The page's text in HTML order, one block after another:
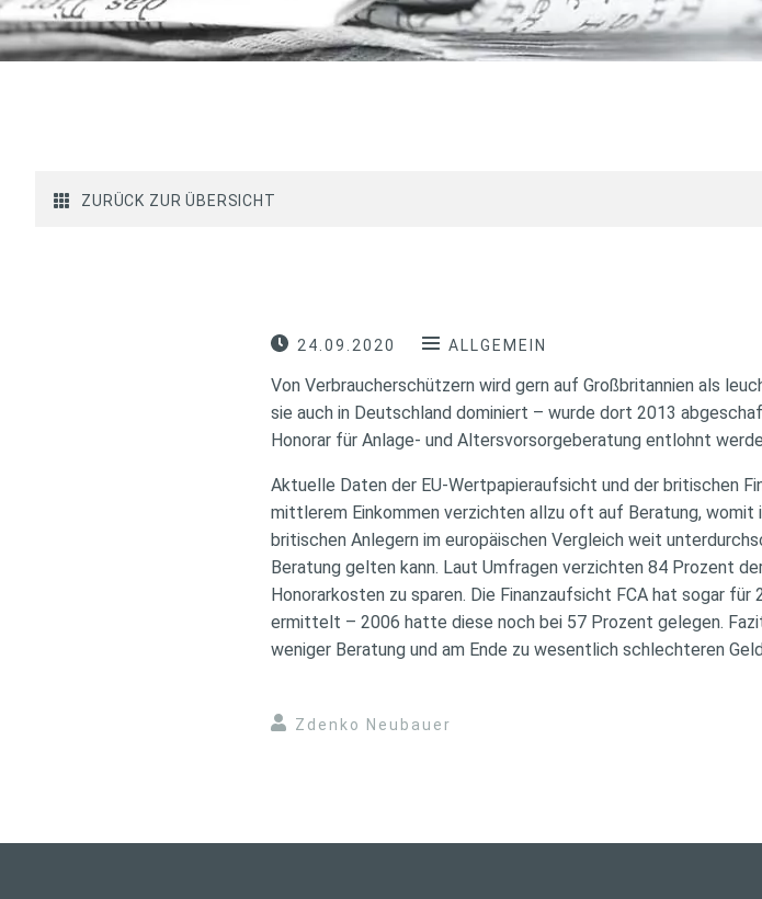
ZURÜCK ZUR ÜBERSICHT
24.09.2020 ALLGEMEIN
Von Verbraucherschützern wird gern auf Großbritannien als
sie auch in Deutschland dominiert – wurde dort 2013
Honorar für Anlage- und Altersvorsorgeberatung entlohnt
Aktuelle Daten der EU-Wertpapieraufsicht und der britischen
mittlerem Einkommen verzichten allzu oft auf Beratung,
britischen Anlegern im europäischen Vergleich weit
Beratung gelten kann. Laut Umfragen verzichten 84 Prozent
Honorarkosten zu sparen. Die Finanzaufsicht FCA hat sogar
ermittelt – 2006 hatte diese noch bei 57 Prozent gelegen.
weniger Beratung und am Ende zu wesentlich schlechteren
Zdenko Neubauer